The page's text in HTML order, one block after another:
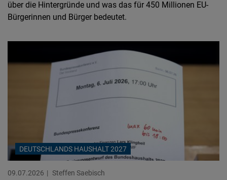
über die Hintergründe und was das für 450 Millionen EU-
Bürgerinnen und Bürger bedeutet.
DEUTSCHLANDS HAUSHALT 2027
09.07.2026 Steffen Saebisch